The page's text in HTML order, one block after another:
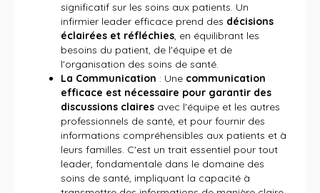
significatif sur les soins aux patients. Un
infirmier leader efficace prend des décisions
éclairées et réfléchies, en équilibrant les
besoins du patient, de l'équipe et de
l'organisation des soins de santé.
La Communication : Une communication
efficace est nécessaire pour garantir des
discussions claires avec l'équipe et les autres
professionnels de santé, et pour fournir des
informations compréhensibles aux patients et à
leurs familles. C'est un trait essentiel pour tout
leader, fondamentale dans le domaine des
soins de santé, impliquant la capacité à